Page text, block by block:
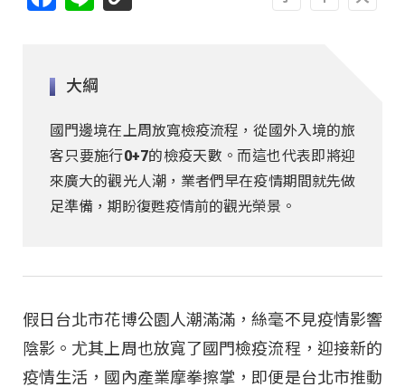
大綱
國門邊境在上周放寬檢疫流程，從國外入境的旅
客只要施行0+7的檢疫天數。而這也代表即將迎
來廣大的觀光人潮，業者們早在疫情期間就先做
足準備，期盼復甦疫情前的觀光榮景。
假日台北市花博公園人潮滿滿，絲毫不見疫情影響
陰影。尤其上周也放寬了國門檢疫流程，迎接新的
疫情生活，國內產業摩拳擦掌，即便是台北市推動